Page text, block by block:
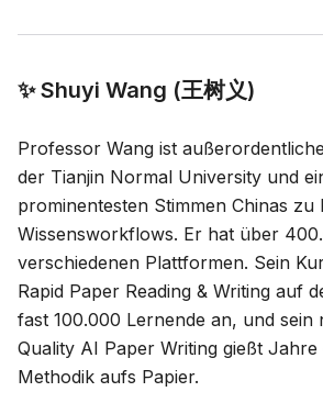
✨ Shuyi Wang (王树义)
Professor Wang ist
der Tianjin Normal University und
prominentesten Stimmen Chinas zu
Wissensworkflows. Er hat über
verschiedenen Plattformen. Sein
Rapid Paper Reading & Writing auf
fast 100.000 Lernende an, und sein
Quality AI Paper Writing gießt
Methodik aufs Papier.